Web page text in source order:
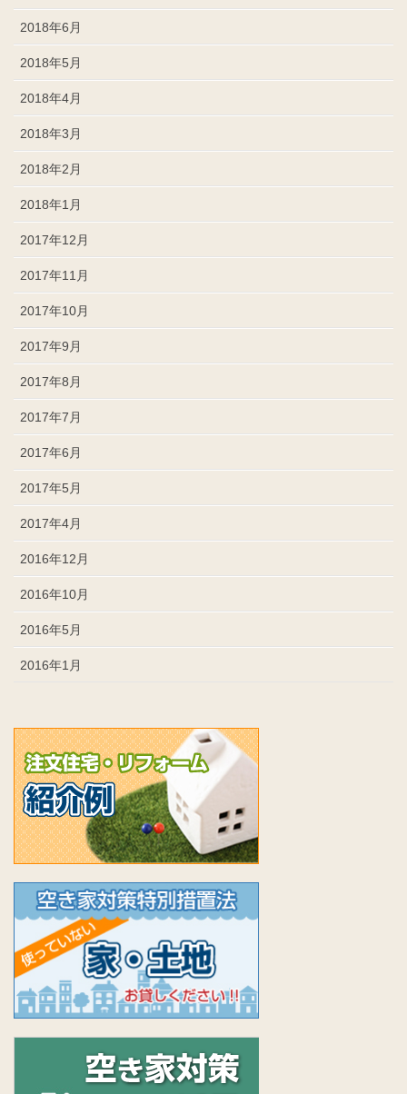
2018年6月
2018年5月
2018年4月
2018年3月
2018年2月
2018年1月
2017年12月
2017年11月
2017年10月
2017年9月
2017年8月
2017年7月
2017年6月
2017年5月
2017年4月
2016年12月
2016年10月
2016年5月
2016年1月